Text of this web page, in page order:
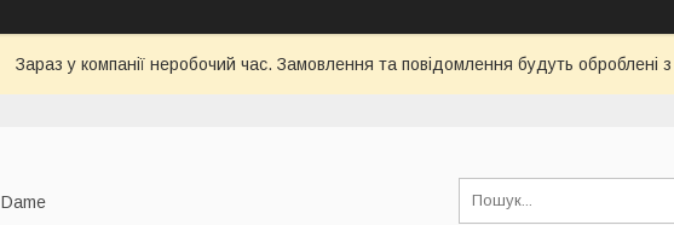
Зараз у компанії неробочий час. Замовлення та повідомлення будуть оброблені
Dame